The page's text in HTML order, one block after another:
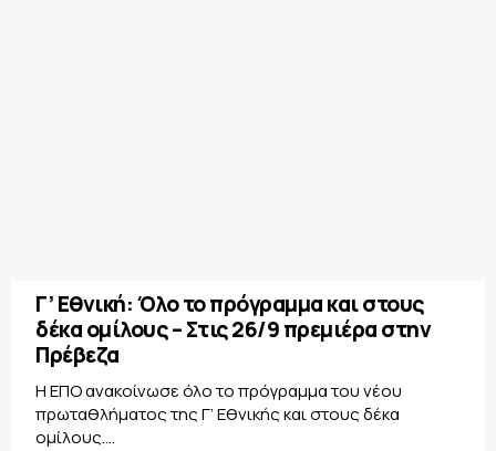
Γ’ Εθνική: Όλο το πρόγραμμα και στους
δέκα ομίλους – Στις 26/9 πρεμιέρα στην
Πρέβεζα
Η ΕΠΟ ανακοίνωσε όλο το πρόγραμμα του νέου
πρωταθλήματος της Γ’ Εθνικής και στους δέκα
ομίλους....